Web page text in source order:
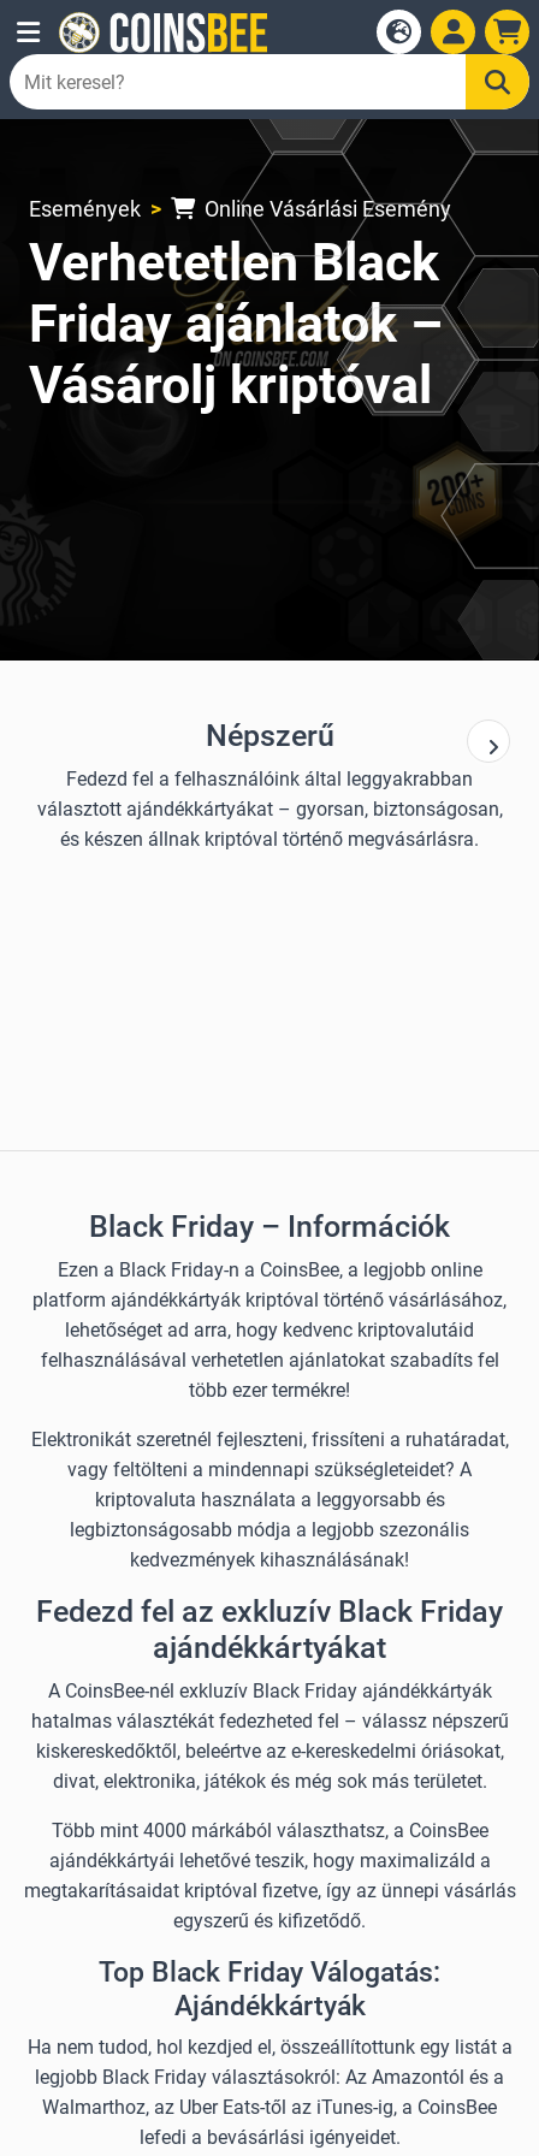
Események Online Vásárlási Esemény
Verhetetlen Black
Friday ajánlatok –
Vásárolj kriptóval
Népszerű
Fedezd fel a felhasználóink által leggyakrabban
választott ajándékkártyákat – gyorsan, biztonságosan,
és készen állnak kriptóval történő megvásárlásra.
Black Friday – Információk
Ezen a Black Friday-n a CoinsBee, a legjobb online
platform ajándékkártyák kriptóval történő vásárlásához,
lehetőséget ad arra, hogy kedvenc kriptovalutáid
felhasználásával verhetetlen ajánlatokat szabadíts fel
több ezer termékre!
Elektronikát szeretnél fejleszteni, frissíteni a ruhatáradat,
vagy feltölteni a mindennapi szükségleteidet? A
kriptovaluta használata a leggyorsabb és
legbiztonságosabb módja a legjobb szezonális
kedvezmények kihasználásának!
Fedezd fel az exkluzív Black Friday
ajándékkártyákat
A CoinsBee-nél exkluzív Black Friday ajándékkártyák
hatalmas választékát fedezheted fel – válassz népszerű
kiskereskedőktől, beleértve az e-kereskedelmi óriásokat,
divat, elektronika, játékok és még sok más területet.
Több mint 4000 márkából választhatsz, a CoinsBee
ajándékkártyái lehetővé teszik, hogy maximalizáld a
megtakarításaidat kriptóval fizetve, így az ünnepi vásárlás
egyszerű és kifizetődő.
Top Black Friday Válogatás:
Ajándékkártyák
Ha nem tudod, hol kezdjed el, összeállítottunk egy listát a
legjobb Black Friday választásokról: Az Amazontól és a
Walmarthoz, az Uber Eats-től az iTunes-ig, a CoinsBee
lefedi a bevásárlási igényeidet.